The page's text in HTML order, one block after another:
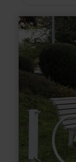
Hallerruïne
meer
informatie
over:
Rad-
und
Wanderbahnhof
Schleiden